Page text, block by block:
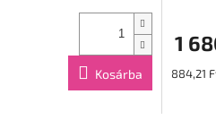
Kosárba
1
884,21